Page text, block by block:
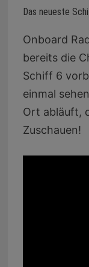
Das neueste
Onboard
bereits die
Schiff 6
einmal
Ort abläuft,
Zuschauen!